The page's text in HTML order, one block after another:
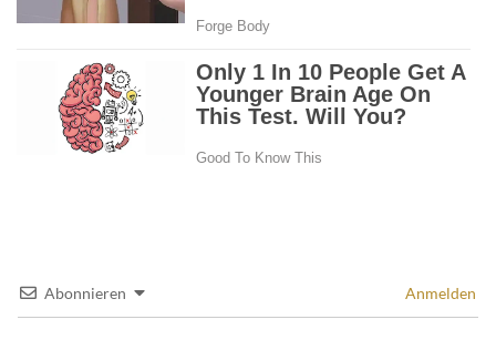
Abonnieren Anmelden